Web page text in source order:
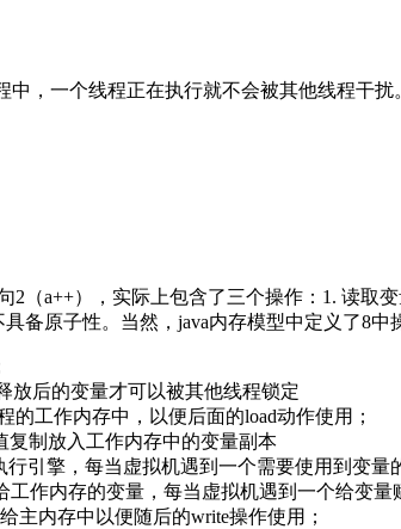
，一个线程正在执行就不会被其他线程干扰
2（a++），实际上包含了三个操作：1. 读取
备原子性。当然，java内存模型中定义了8中
放后的变量才可以被其他线程锁定
工作内存中，以便后面的load动作使用；
复制放入工作内存中的变量副本
引擎，每当虚拟机遇到一个需要使用到变量
作内存的变量，每当虚拟机遇到一个给变量
主内存中以便随后的write操作使用；